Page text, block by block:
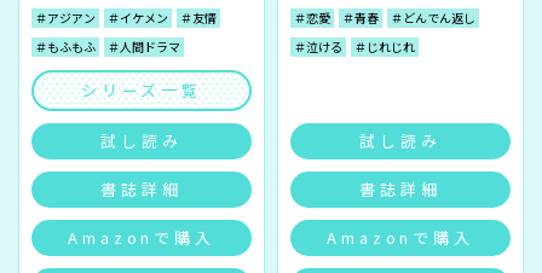
＃アジアン ＃イケメン
＃友情
＃もふもふ
＃人間ドラマ
シリーズ一覧
試し読み
書誌詳細
Amazonで購入
＃恋愛 ＃青春
＃どんでん返し
＃泣ける
＃じれじれ
試し読み
書誌詳細
Amazonで購入